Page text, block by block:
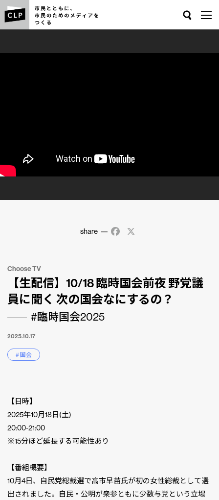
share Facebook
Choose TV
【生配信】10/18 臨時国会前夜 野党議
員に聞く 次の国会なにするの？
#臨時国会2025
2025.10.17
# 国会
【日時】
2025年10月18日(土)
20:00-21:00
※15分ほど延長する可能性あり
【番組概要】
10月4日、自民党総裁選で高市早苗氏が初の女性総裁として選
出されました。自民・公明が衆参ともに少数与党という立場